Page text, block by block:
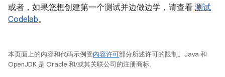
或者，如果您想创建第一个测试并边做边学，请查看 测试
Codelab。
本页面上的内容和代码示例受内容许可部分所述许可的限制。Java 和
OpenJDK 是 Oracle 和/或其关联公司的注册商标。